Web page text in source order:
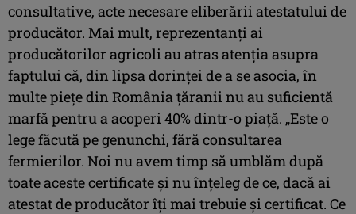
consultative, acte necesare eliberării atestatului de
producător. Mai mult, reprezentanţi ai
producătorilor agricoli au atras atenţia asupra
faptului că, din lipsa dorinţei de a se asocia, în
multe pieţe din România ţăranii nu au suficientă
marfă pentru a acoperi 40% dintr-o piaţă. „Este o
lege făcută pe genunchi, fără consultarea
fermierilor. Noi nu avem timp să umblăm după
toate aceste certificate şi nu înţeleg de ce, dacă ai
atestat de producător îţi mai trebuie şi certificat. Ce